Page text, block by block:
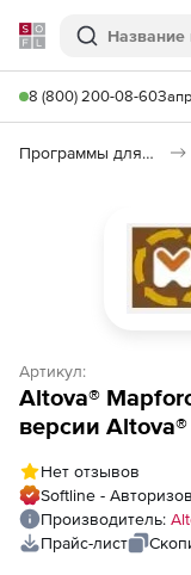
Softline
Поиск
8 (800) 200-08-60
Программы для программирования
Артикул:
Altova®
версии
Edition to
Edition
Нет отзывов
Softline -
Производитель:
Прайс-лист